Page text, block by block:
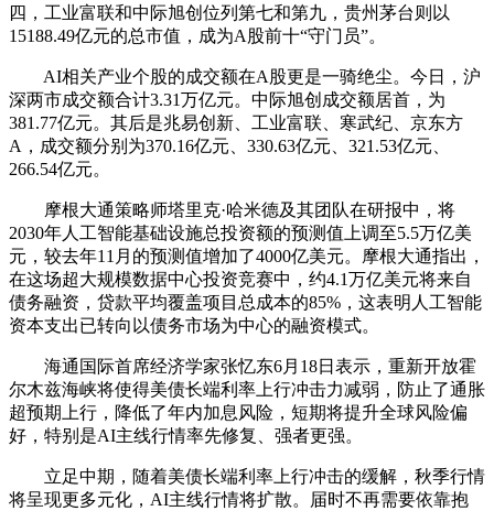
四，工业富联和中际旭创位列第七和第九， 贵州茅台 则以
15188.49亿元的总市值，成为A股前十“守门员”。
AI相关产业个股的成交额在A股更是一骑绝尘。今日，沪
深两市成交额合计3.31万亿元。中际旭创成交额居首，为
381.77亿元。其后是兆易创新 、工业富联、 寒武纪
京东方
A ，成交额分别为370.16亿元、330.63亿元、321.53亿元、
266.54亿元。
摩根大通策略师塔里克·哈米德及其团队在研报中，将
2030年人工智能基础设施总投资额的预测值上调至5.5万亿美
元，较去年11月的预测值增加了4000亿美元。
摩根大通指出，
在这场超大规模数据中心投资竞赛中，约4.1万亿美元将来自
债务融资，贷款平均覆盖项目总成本的85%，这表明 人工智能
资本支出已转向以债务市场为中心的融资模式。
海通国际首席经济学家张忆东6月18日表示，重新开放霍
尔木兹海峡将使得美债长端利率上行冲击力减弱，防止了通胀
超预期上行，降低了年内加息风险，短期将提升全球风险偏
好，特别是AI主线行情率先修复、强者更强。
立足中期，随着美债长端利率上行冲击的缓解，秋季行情
将呈现更多元化，AI主线行情将扩散。届时不再需要依靠抱